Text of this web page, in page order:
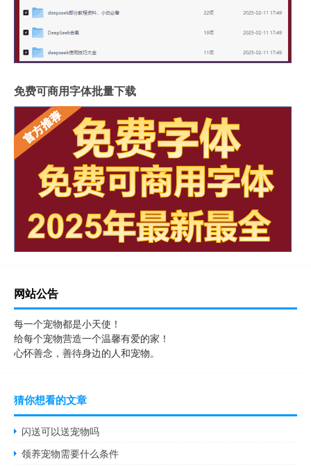
免费可商用字体批量下载
网站公告
每一个宠物都是小天使！
给每个宠物营造一个温馨有爱的家！
心怀善念，善待身边的人和宠物。
猜你想看的文章
闪送可以送宠物吗
领养宠物需要什么条件